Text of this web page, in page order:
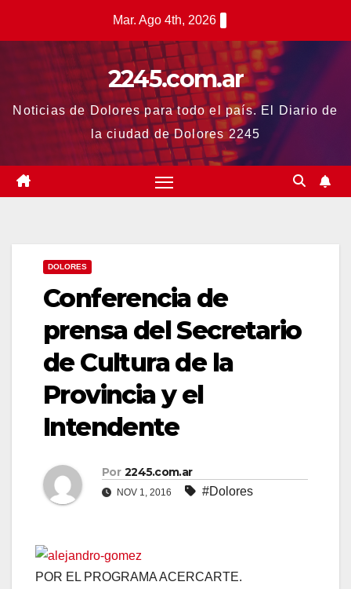
Mar. Ago 4th, 2026
2245.com.ar
Noticias de Dolores para todo el país. El Diario de
la ciudad de Dolores 2245
DOLORES
Conferencia de
prensa del Secretario
de Cultura de la
Provincia y el
Intendente
Por 2245.com.ar
NOV 1, 2016 #Dolores
POR EL PROGRAMA ACERCARTE.